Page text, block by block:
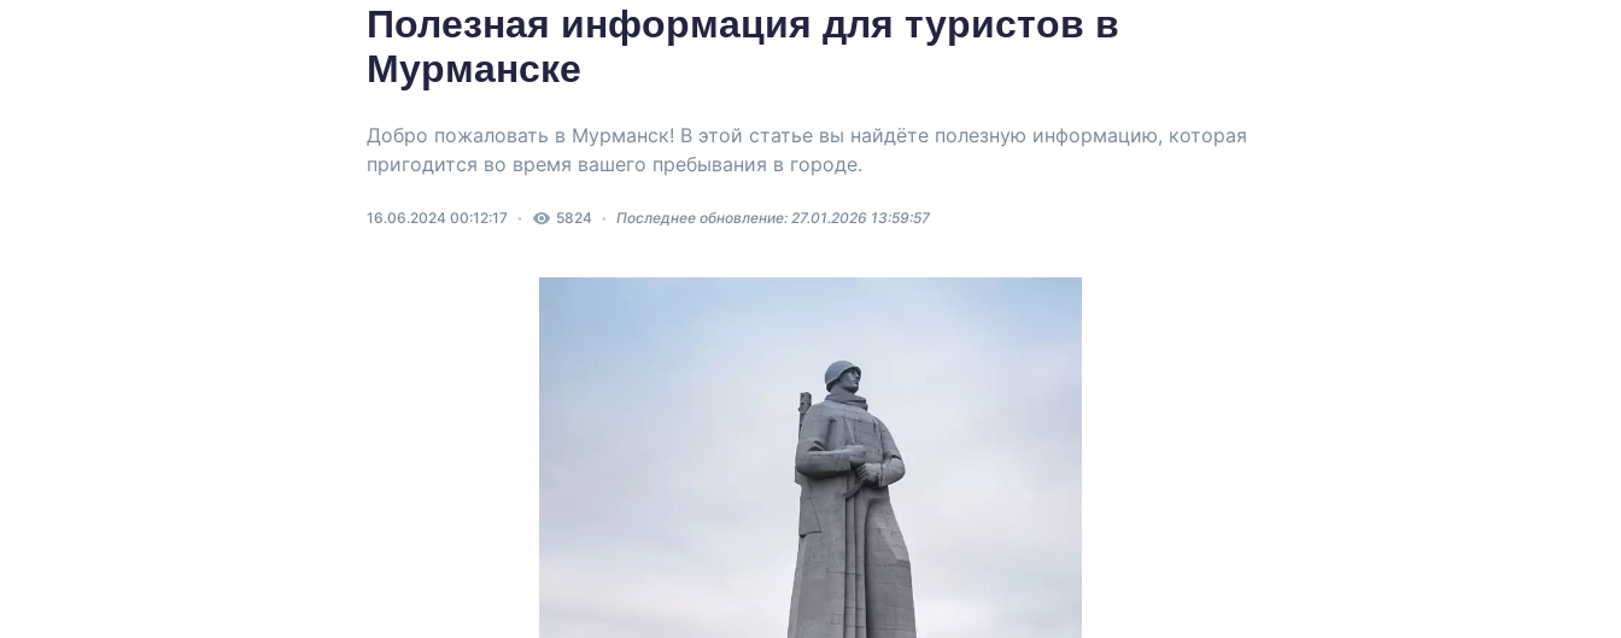
Полезная информация для туристов в
Мурманске
Добро пожаловать в Мурманск! В этой статье вы найдёте полезную информацию, которая
пригодится во время вашего пребывания в городе.
16.06.2024 00:12:17 5824 Последнее обновление: 27.01.2026 13:59:57